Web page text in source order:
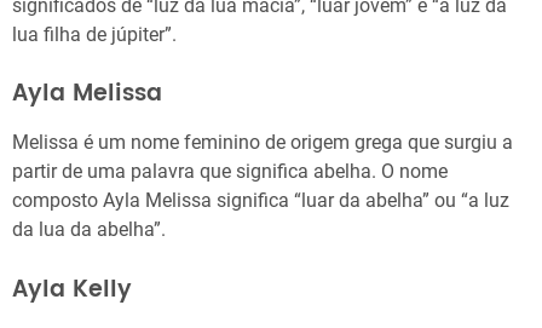
significados de “luz da lua macia”, “luar jovem” e “a luz da
lua filha de júpiter”.
Ayla Melissa
Melissa é um nome feminino de origem grega que surgiu a
partir de uma palavra que significa abelha. O nome
composto Ayla Melissa significa “luar da abelha” ou “a luz
da lua da abelha”.
Ayla Kelly